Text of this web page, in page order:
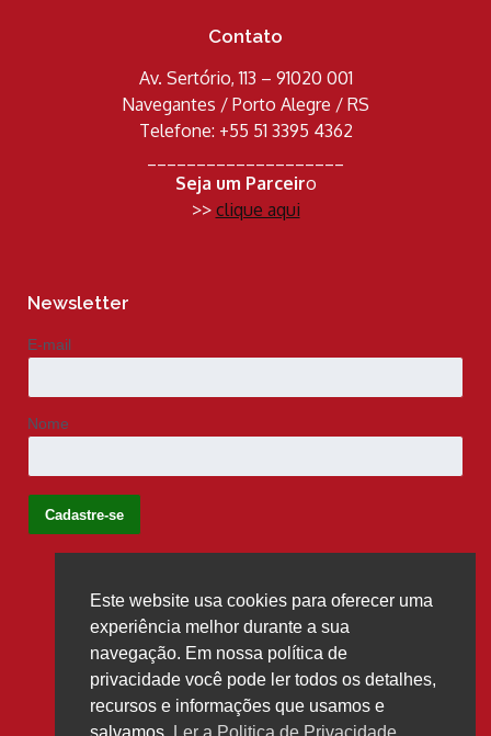
Contato
Av. Sertório, 113 – 91020 001
Navegantes / Porto Alegre / RS
Telefone: +55 51 3395 4362
Seja um Parceiro
>> clique aqui
Newsletter
E-mail
Nome
Siga-nos
Este website usa cookies para oferecer uma
experiência melhor durante a sua
navegação. Em nossa política de
privacidade você pode ler todos os detalhes,
recursos e informações que usamos e